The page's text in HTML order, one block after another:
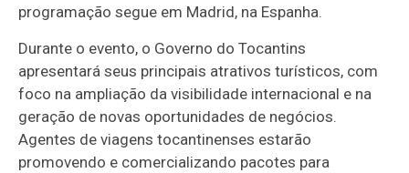
programação segue em Madrid, na Espanha.
Durante o evento, o Governo do Tocantins
apresentará seus principais atrativos turísticos, com
foco na ampliação da visibilidade internacional e na
geração de novas oportunidades de negócios.
Agentes de viagens tocantinenses estarão
promovendo e comercializando pacotes para